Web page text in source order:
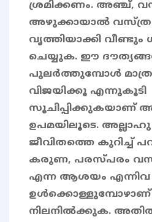
ശ്രമിക്കണം. അഞ്ച്,
അഴുക്കായാല്‍ വസ്ത്രം
വൃത്തിയാക്കി
ചെയ്യുക. ഈ
പുലർത്തുമ്പോൾ
വിജയിക്കൂ എന്നുകൂടി
സൂചിപ്പിക്കുകയാണ്
ഉപമയിലൂടെ.
ജീവിതത്തെ കുറിച്ച്
കരുണ, പരസ്പരം
എന്ന ആശയം എന്നിവ
ഉൾക്കൊള്ളുമ്പോഴാണ്
നിലനിൽക്കുക.